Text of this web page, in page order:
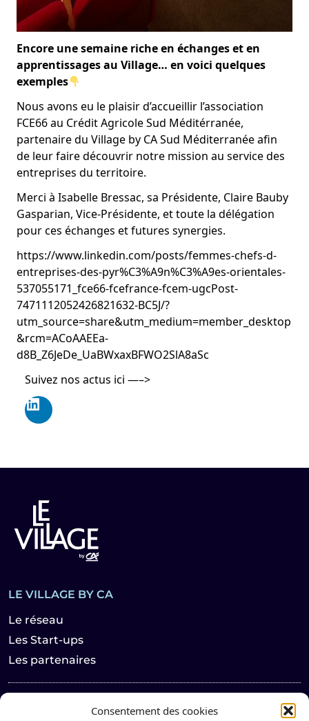
Consentement des cookies
Encore une semaine riche en échanges et en
apprentissages au Village… en voici quelques
exemples
Nous avons eu le plaisir d’accueillir l’association
FCE66 au Crédit Agricole Sud Méditérranée,
partenaire du Village by CA Sud Méditerranée afin
de leur faire découvrir notre mission au service des
entreprises du territoire.
Merci à Isabelle Bressac, sa Présidente, Claire Bauby
Gasparian, Vice-Présidente, et toute la délégation
pour ces échanges et futures synergies.
https://www.linkedin.com/posts/femmes-chefs-d-
entreprises-des-pyr%C3%A9n%C3%A9es-orientales-
537055171_fce66-fcefrance-fcem-ugcPost-
7471112052426821632-BC5J/?
utm_source=share&utm_medium=member_desktop
&rcm=ACoAAEEa-
d8B_Z6JeDe_UaBWxaxBFWO2SlA8aSc
Suivez nos actus ici —–>
LinkedIn
LE VILLAGE BY CA
Le réseau
Les Start-ups
Les partenaires